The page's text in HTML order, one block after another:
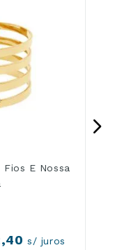
Fios E Nossa
,40 s/ juros